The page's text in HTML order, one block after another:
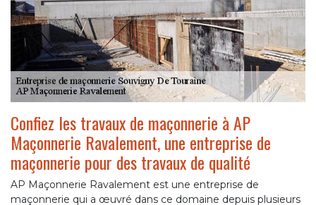
Confiez les travaux de maçonnerie à AP
Maçonnerie Ravalement, une entreprise de
maçonnerie pour des travaux de qualité
AP Maçonnerie Ravalement est une entreprise de
maçonnerie qui a œuvré dans ce domaine depuis plusieurs